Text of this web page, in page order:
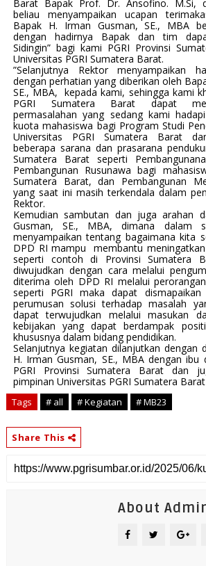
Barat Bapak Prof. Dr. Ansofino. M.Si,
beliau menyampaikan ucapan
Bapak H. Irman Gusman, SE., MBA
dengan hadirnya Bapak dan tim
Sidingin” bagi kami PGRI Provinsi
Universitas PGRI Sumatera Barat.
”Selanjutnya Rektor menyampaikan
dengan perhatian yang diberikan oleh
SE., MBA, kepada kami, sehingga kami
PGRI Sumatera Barat dapat
permasalahan yang sedang kami
kuota mahasiswa bagi Program Studi
Universitas PGRI Sumatera Barat
beberapa sarana dan prasarana
Sumatera Barat seperti
Pembangunan Rusunawa bagi
Sumatera Barat, dan Pembangunan
yang saat ini masih terkendala dalam
Rektor.
Kemudian sambutan dan juga arahan
Gusman, SE., MBA, dimana dalam
menyampaikan tentang bagaimana kita
DPD RI mampu membantu
seperti contoh di Provinsi Sumatera
diwujudkan dengan cara melalui
diterima oleh DPD RI melalui
seperti PGRI maka dapat
perumusan solusi terhadap masalah
dapat terwujudkan melalui masukan
kebijakan yang dapat berdampak
khususnya dalam bidang pendidikan.
Selanjutnya kegiatan dilanjutkan dengan
H. Irman Gusman, SE., MBA dengan ibu
PGRI Provinsi Sumatera Barat dan
pimpinan Universitas PGRI Sumatera Barat
Tags # all # Kegiatan # MB23
Share This
About